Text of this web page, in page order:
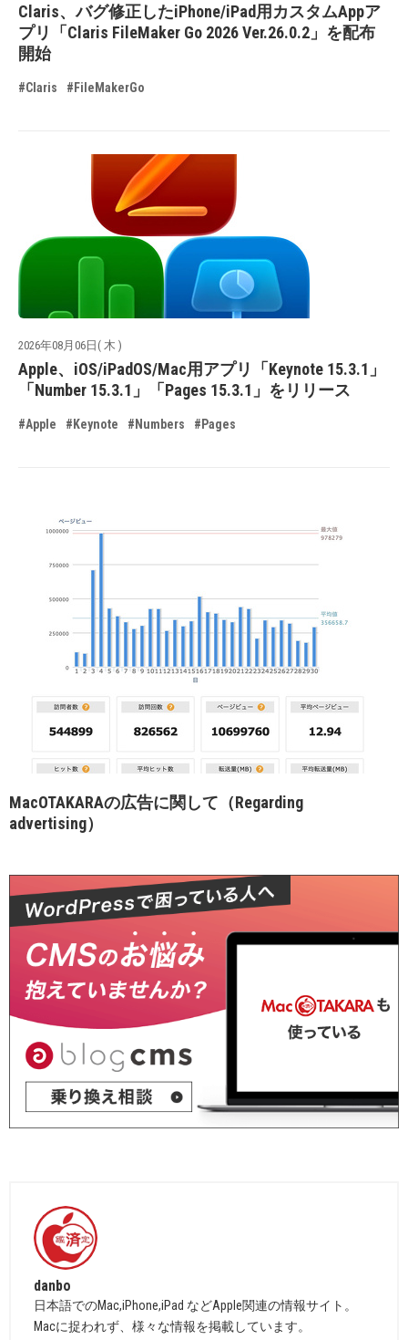
Claris、バグ修正したiPhone/iPad用カスタムAppア
プリ「Claris FileMaker Go 2026 Ver.26.0.2」を配布
開始
#Claris #FileMakerGo
2026年08月06日( 木 )
Apple、iOS/iPadOS/Mac用アプリ「Keynote 15.3.1」
「Number 15.3.1」「Pages 15.3.1」をリリース
#Apple #Keynote #Numbers #Pages
MacOTAKARAの広告に関して（Regarding
advertising）
danbo
日本語でのMac,iPhone,iPad などApple関連の情報サイト。
Macに捉われず、様々な情報を掲載しています。